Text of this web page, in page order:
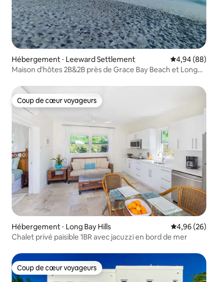
Hébergement ⋅ Leeward Settlement Évaluation
4,94 (88)
Maison d'hôtes 2B&2B près de Grace Bay Beach et Long
Coup de cœur voyageurs
Coup de cœur voyageurs
Hébergement ⋅ Long Bay Hills Évaluation
4,96 (26)
Chalet privé paisible 1BR avec jacuzzi en bord de mer
Coup de cœur voyageurs
Coup de cœur voyageurs